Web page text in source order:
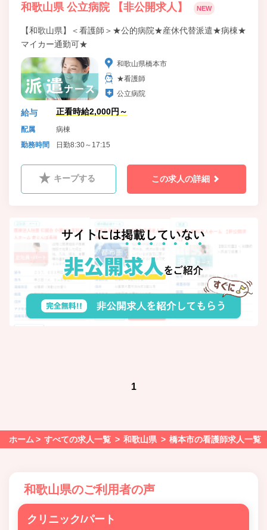
和歌山県 公立病院 【非公開求人】 NEW
【和歌山県】＜看護師＞★公的病院★産休代替派遣★病棟★
マイカー通勤可★
和歌山県橋本市
★看護師
公立病院
給与 正看時給2,000円～
配属
病棟
勤務時間
日勤8:30～17:15
キープする この求人の詳細
1
ホーム すべての求人一覧 和歌山県 橋本市の看護師求人一覧
和歌山県のご利用者の声
クリニック/パート